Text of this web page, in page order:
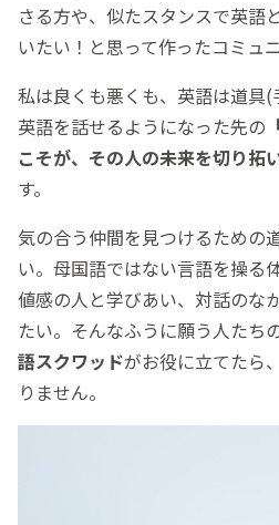
さる方や、似たスタンスで英語
いたい！と思って作ったコミュニ
私は良くも悪くも、英語は道具(
英語を話せるようになった先の
こそが、その人の未来を切り拓
す。
気の合う仲間を見つけるための
い。母国語ではない言語を操る
値感の人と学びあい、対話のな
たい。そんなふうに願う人たち
語スクワッドがお役に立てたら
りません。